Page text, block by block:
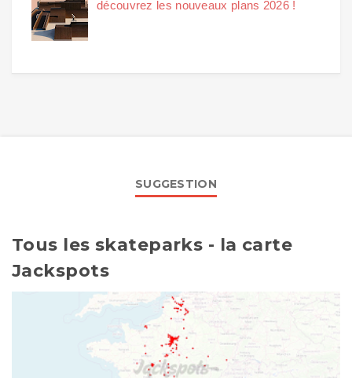
découvrez les nouveaux plans 2026 !
SUGGESTION
Tous les skateparks - la carte
Jackspots